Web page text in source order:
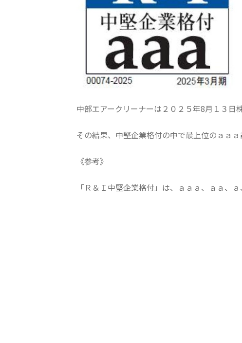
中部エアークリーナーは２０２５年8月１３日
その結果、中堅企業格付の中で最上位のａａａ
《参考》
「Ｒ＆Ｉ中堅企業格付」は、ａａａ、ａａ、